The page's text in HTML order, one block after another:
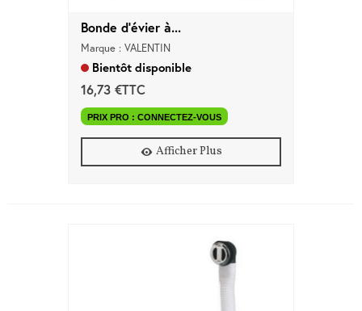
Bonde d'évier à...
Marque : VALENTIN
Bientôt disponible
16,73 €TTC
PRIX PRO : CONNECTEZ-VOUS
Afficher Plus